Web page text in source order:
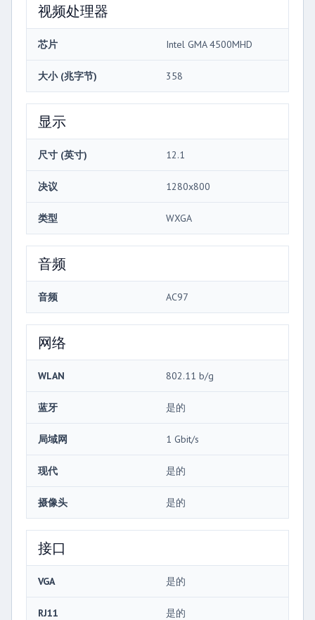
视频处理器
芯片 Intel GMA 4500MHD
大小 (兆字节) 358
显示
尺寸 (英寸) 12.1
决议 1280x800
类型 WXGA
音频
音频 AC97
网络
WLAN 802.11 b/g
蓝牙 是的
局域网 1 Gbit/s
现代 是的
摄像头 是的
接口
VGA 是的
RJ11 是的